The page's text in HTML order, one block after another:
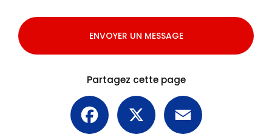
ENVOYER UN MESSAGE
Partagez cette page
Facebook